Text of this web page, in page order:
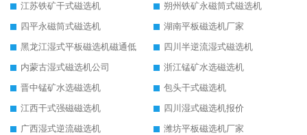
江苏铁矿干式磁选机
朔州铁矿永磁筒式磁选机
四平永磁筒式磁选机
湖南平板磁选机厂家
黑龙江湿式平板磁选机磁通低
四川半逆流湿式磁选机
内蒙古湿式磁选机公司
浙江锰矿水选磁选机
晋中锰矿水选磁选机
包头干式磁选机
江西干式强磁磁选机
四川湿式磁选机报价
广西湿式逆流磁选机
潍坊平板磁选机厂家